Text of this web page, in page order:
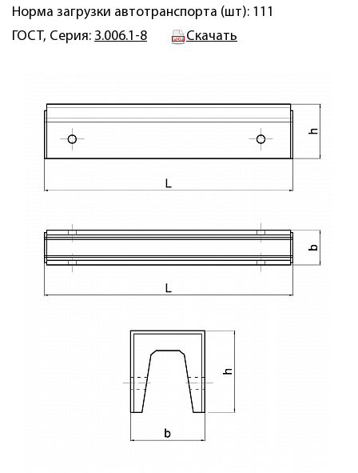
Норма загрузки автотранспорта (шт): 111
ГОСТ, Серия: 3.006.1-8 Скачать